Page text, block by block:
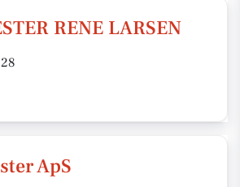
RENE LARSEN
ApS